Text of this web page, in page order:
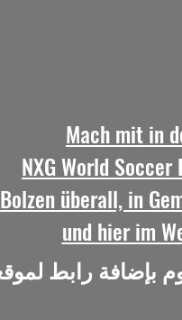
Mach mit in
NXG World Soccer
Bolzen überall, in
und hier im